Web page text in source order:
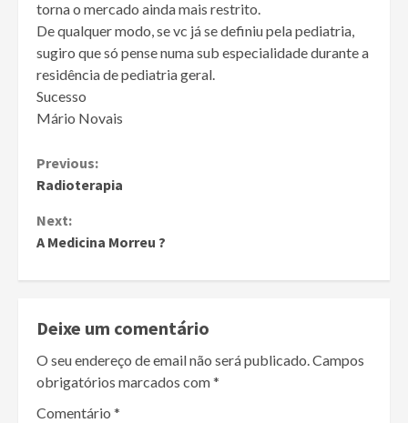
torna o mercado ainda mais restrito.
De qualquer modo, se vc já se definiu pela pediatria,
sugiro que só pense numa sub especialidade durante a
residência de pediatria geral.
Sucesso
Mário Novais
Continue
Reading
Previous:
Radioterapia
Next:
A Medicina Morreu ?
Deixe um comentário
O seu endereço de email não será publicado.Campos
obrigatórios marcados com*
Comentário *